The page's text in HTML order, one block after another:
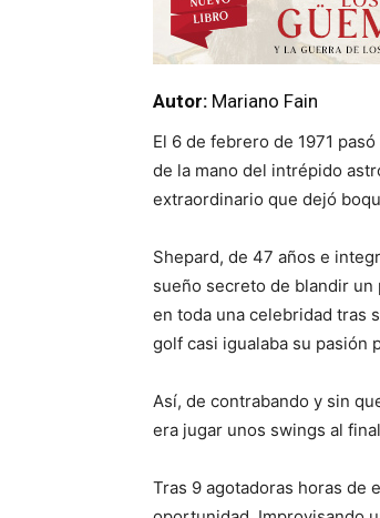
Autor: Mariano Fain
El 6 de febrero de 1971
de la mano del intrépido
extraordinario que dejó
Shepard, de 47 años e
sueño secreto de blandir
en toda una celebridad tras
golf casi igualaba su pasión
Así, de contrabando y sin
era jugar unos swings al
Tras 9 agotadoras horas de